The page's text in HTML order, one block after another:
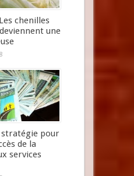
chenilles
une
stratégie pour
de la
services